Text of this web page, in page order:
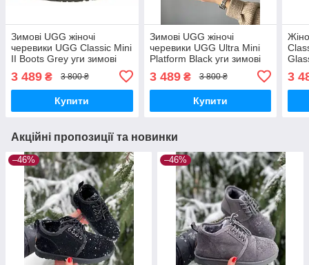
Зимові UGG жіночі
черевики UGG Classic Mini
II Boots Grey уги зимові
3 489 ₴ 3 800 ₴
Купити
Зимові UGG жіночі
черевики UGG Ultra Mini
Platform Black уги зимові
3 489₴ 3 800 ₴
Купити
3
Акційні пропозиції та новинки
–46% –46%